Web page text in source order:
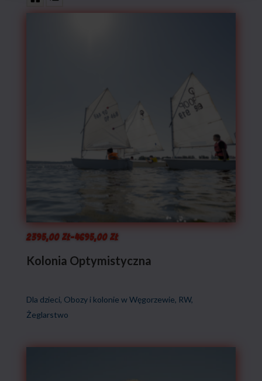
2395,00 zł–4695,00 złZakres
cen:
Kolonia Optymistyczna
Dla dzieci, Obozy i kolonie w Węgorzewie, RW,
Żeglarstwo